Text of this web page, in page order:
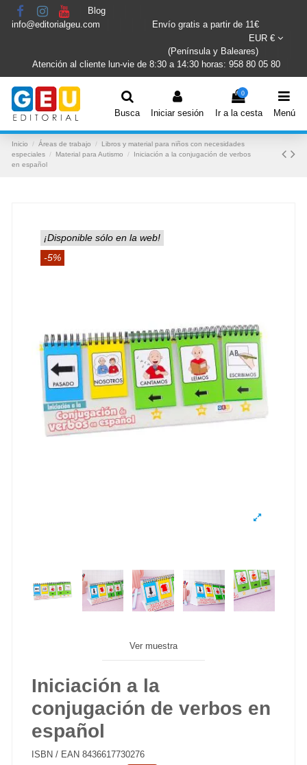
Blog
info@editorialgeu.com
Envío gratis a partir de 11€
EUR €
(Península y Baleares)
Atención al cliente lun-vie de 8:30 a 14:30 horas: 958 80 05 80
Busca Iniciar sesión
0
Ir a la cesta Menú
Inicio Áreas de trabajo
Libros y material para niños con necesidades
especiales
Material para Autismo
Iniciación a la conjugación de verbos
en español
¡Disponible sólo en la web!
-5%
Ver muestra
Iniciación a la
conjugación de verbos en
español
ISBN / EAN 8436617730276